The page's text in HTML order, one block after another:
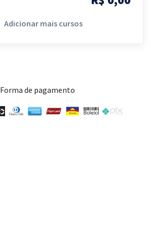
Adicionar mais cursos
Forma de pagamento